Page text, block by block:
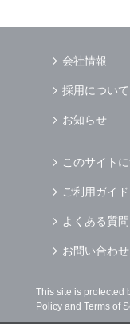
会社情報
採用について
お知らせ
このサイト
ご利用ガイド
よくある質問
お問い合わせ
This site is protected
Policyand Terms of